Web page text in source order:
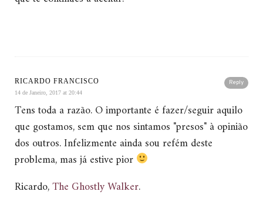
Reply
RICARDO FRANCISCO
14 de Janeiro, 2017 at 20:44
Tens toda a razão. O importante é fazer/seguir aquilo
que gostamos, sem que nos sintamos "presos" à opinião
dos outros. Infelizmente ainda sou refém deste
problema, mas já estive pior
Ricardo,The Ghostly Walker.